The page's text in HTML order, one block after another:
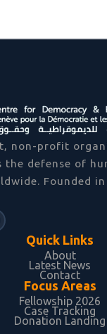
non-profit
the defense of
Founded
Quick Links
About
Latest News
Contact
Focus Areas
Fellowship 2026
Case Tracking
Donation Landing